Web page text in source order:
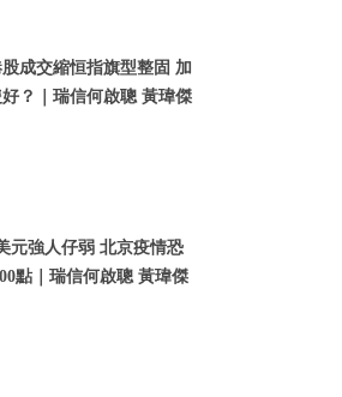
股成交縮恒指旗型整固 加
？｜瑞信何啟聰 黃瑋傑
元強人仔弱 北京疫情恐
點｜瑞信何啟聰 黃瑋傑